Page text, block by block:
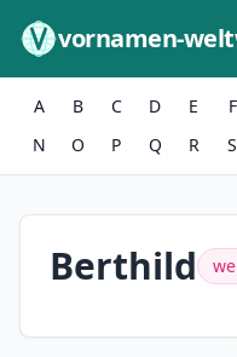
vornamen-
A B C D E F
N
O P Q R S
Berthild